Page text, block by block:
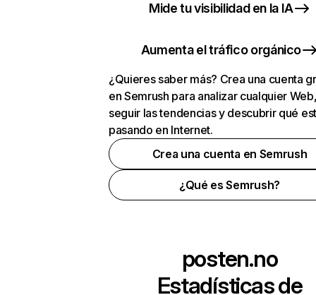
Mide tu visibilidad en la IA
Aumenta el tráfico orgánico
¿Quieres saber más? Crea una cuenta
en Semrush para analizar cualquier
seguir las tendencias y descubrir qué
pasando en Internet.
Crea una cuenta en Semrush
¿Qué es Semrush?
posten.no
Estadísticas de